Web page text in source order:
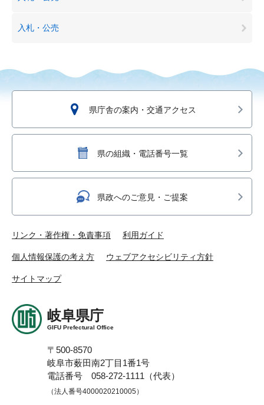
入札・公売
県庁舎の案内・交通アクセス
県の組織・電話番号一覧
県政へのご意見・ご提案
リンク・著作権・免責事項 利用ガイド
個人情報保護の考え方 ウェブアクセシビリティ方針
サイトマップ
岐阜県庁
GIFU Prefectural Office
〒500-8570
岐阜市薮田南2丁目1番1号
電話番号 058-272-1111（代表）
（法人番号4000020210005）